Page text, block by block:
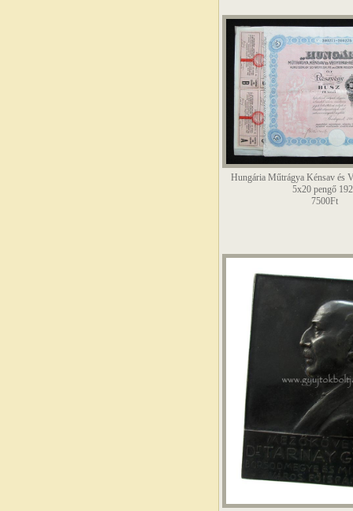
Hungária Műtrágya Kénsav és
5x20 pengő
7500Ft